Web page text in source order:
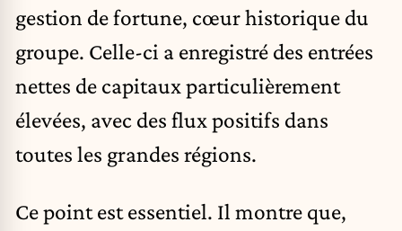
gestion de fortune, cœur historique du
groupe. Celle-ci a enregistré des entrées
nettes de capitaux particulièrement
élevées, avec des flux positifs dans
toutes les grandes régions.
Ce point est essentiel. Il montre que,